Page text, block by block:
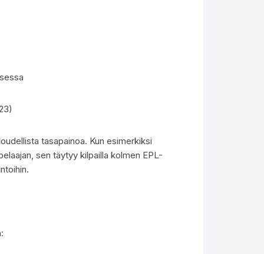
tasapainoa. Kun esimerkiksi
sen täytyy kilpailla kolmen EPL-